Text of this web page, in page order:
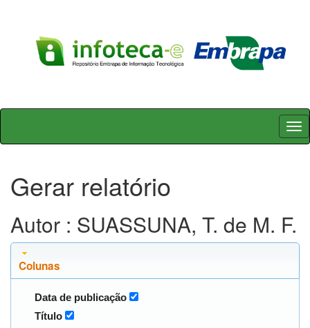
Skip
Gerar relatório
Autor : SUASSUNA, T. de M. F.
Colunas
Data de publicação
Título